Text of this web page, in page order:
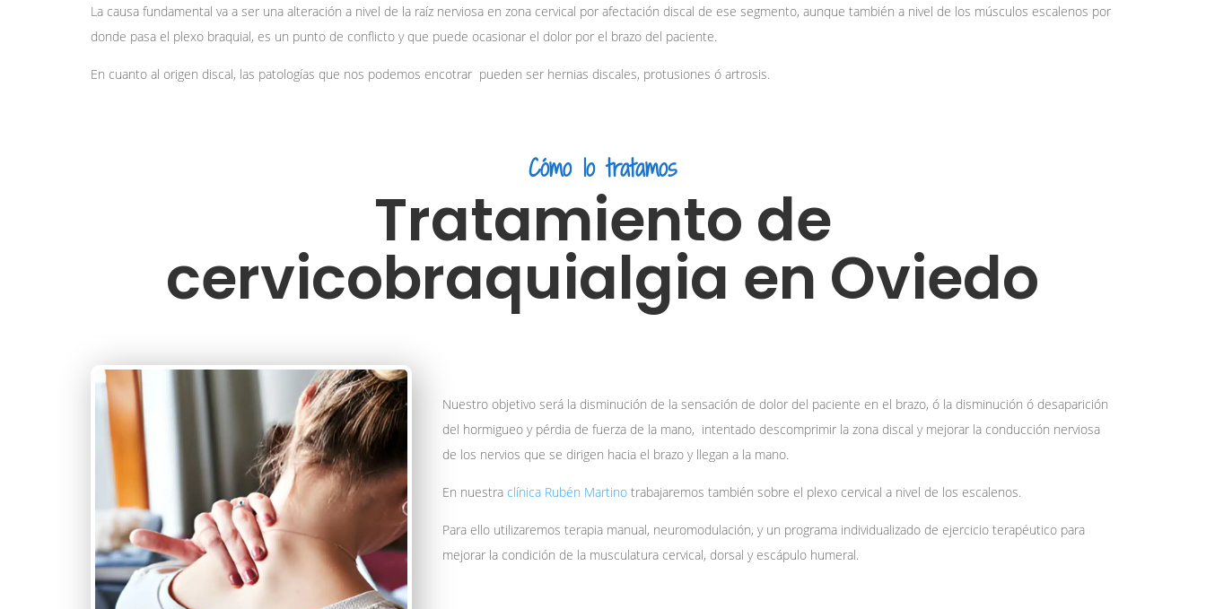
La causa fundamental va a ser una alteración a nivel de la raíz nerviosa en zona cervical por afectación discal de ese segmento, aunque también a nivel de los músculos escalenos por
donde pasa el plexo braquial, es un punto de conflicto y que puede ocasionar el dolor por el brazo del paciente.
En cuanto al origen discal, las patologías que nos podemos encotrar pueden ser hernias discales, protusiones ó artrosis.
Cómo lo tratamos
Tratamiento de
cervicobraquialgia en Oviedo
Nuestro objetivo será la disminución de la sensación de dolor del paciente en el brazo, ó la disminución ó desaparición
del hormigueo y pérdia de fuerza de la mano, intentado descomprimir la zona discal y mejorar la conducción nerviosa
de los nervios que se dirigen hacia el brazo y llegan a la mano.
En nuestra clínica Rubén Martino trabajaremos también sobre el plexo cervical a nivel de los escalenos.
Para ello utilizaremos terapia manual, neuromodulación, y un programa individualizado de ejercicio terapéutico para
mejorar la condición de la musculatura cervical, dorsal y escápulo humeral.